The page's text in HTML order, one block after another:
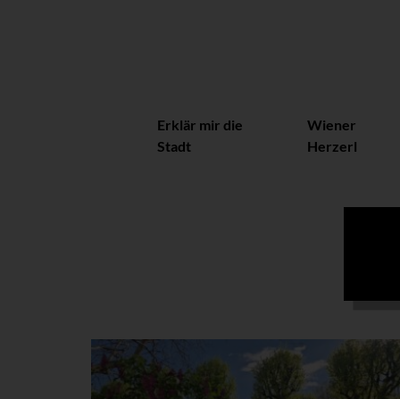
Erklär mir die
Stadt
Wiener
Herzerl